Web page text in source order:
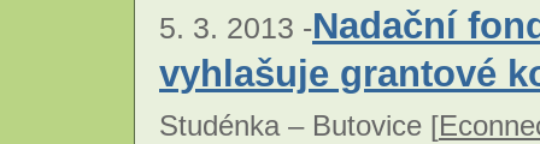
5. 3. 2013 -Nadační
vyhlašuje grantové
Studénka – Butovice [